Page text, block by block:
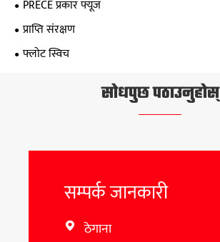
PRECE प्रकार फ्यूज
प्राप्ति संरक्षण
फ्लोट स्विच
सोधपुछ पठाउनुहोस्
सम्पर्क जानकारी
 ठेगाना